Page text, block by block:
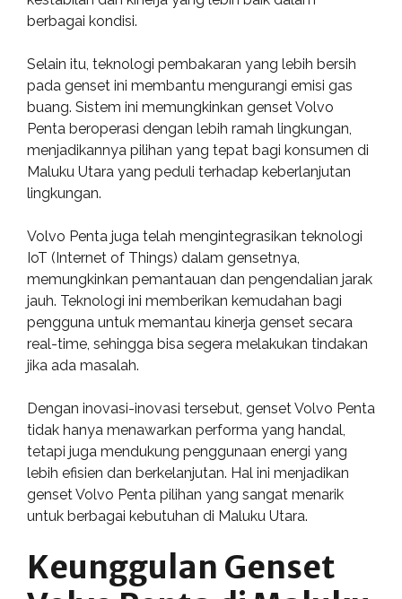
berbagai kondisi.
Selain itu, teknologi pembakaran yang lebih bersih
pada genset ini membantu mengurangi emisi gas
buang. Sistem ini memungkinkan genset Volvo
Penta beroperasi dengan lebih ramah lingkungan,
menjadikannya pilihan yang tepat bagi konsumen di
Maluku Utara yang peduli terhadap keberlanjutan
lingkungan.
Volvo Penta juga telah mengintegrasikan teknologi
IoT (Internet of Things) dalam gensetnya,
memungkinkan pemantauan dan pengendalian jarak
jauh. Teknologi ini memberikan kemudahan bagi
pengguna untuk memantau kinerja genset secara
real-time, sehingga bisa segera melakukan tindakan
jika ada masalah.
Dengan inovasi-inovasi tersebut, genset Volvo Penta
tidak hanya menawarkan performa yang handal,
tetapi juga mendukung penggunaan energi yang
lebih efisien dan berkelanjutan. Hal ini menjadikan
genset Volvo Penta pilihan yang sangat menarik
untuk berbagai kebutuhan di Maluku Utara.
Keunggulan Genset